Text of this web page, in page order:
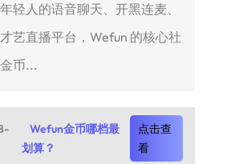
轻人的语音聊天、开黑连麦、
艺直播平台，Wefun 的核心社
币...
Wefun金币哪档最
划算？
点击查
看